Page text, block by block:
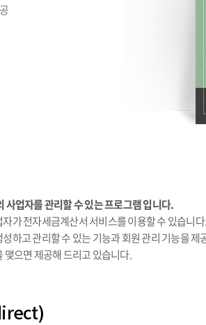
업자를 관리할 수 있는 프로그램 입니다.
가 전자세금계산서 서비스를 이용할 수 있습니다.
하고 관리할 수 있는 기능과 회원 관리 기능을 제
맺으면 제공해 드리고 있습니다.